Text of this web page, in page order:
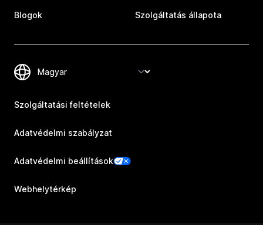
Blogok Szolgáltatás állapota
Szolgáltatási feltételek
Adatvédelmi szabályzat
Adatvédelmi beállítások
Webhelytérkép